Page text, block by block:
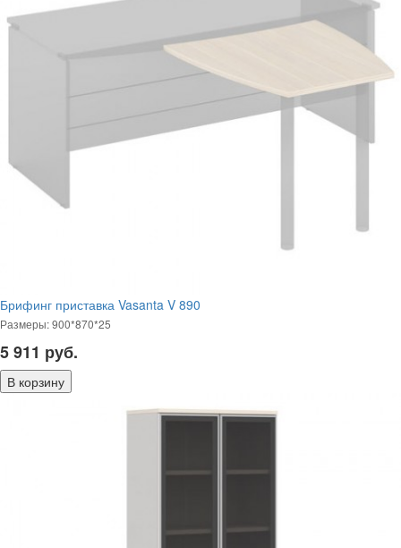
Брифинг приставка Vasanta V 890
Размеры: 900*870*25
5 911 руб.